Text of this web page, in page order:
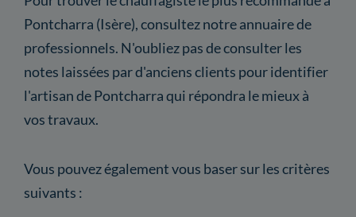
Pontcharra (Isère), consultez notre annuaire de
professionnels. N'oubliez pas de consulter les
notes laissées par d'anciens clients pour identifier
l'artisan de Pontcharra qui répondra le mieux à
vos travaux.
Vous pouvez également vous baser sur les critères
suivants :